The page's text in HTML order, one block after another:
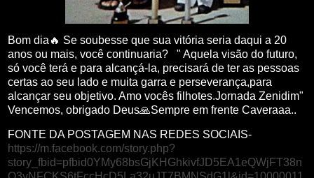
Bom dia🔥 Se soubesse que sua vitória seria daqui a 20
anos ou mais, você continuaria? " Aquela visão do futuro,
só você terá e para alcançá-la, precisará de ter as pessoas
certas ao seu lado e muita garra e perseverança,para
alcançar seu objetivo. Amo vocês filhotes.Jornada Zenidim"
Vencemos, obrigado Deus🙏Sempre em frente Caveraaa..
FONTE DA POSTAGEM NAS REDES SOCIAIS-
https://m.facebook.com/story.php?
story_fbid=pfbid0YMy68bsGjKHGhkivfJD5EA1eQWjFT38n